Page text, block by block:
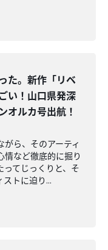
た。新作「リベ
い！山口県発深
オルカ号出航！
ら、そのアーティ
情など徹底的に掘り
てじっくりと、そ
トに迫り...